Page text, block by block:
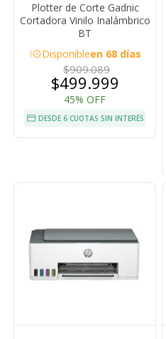
Plotter de Corte Gadnic
Cortadora Vinilo Inalámbrico
BT
acuteDisponibleen 68 días
$909.089
$499.999
45% OFF
DESDE 6 CUOTAS SIN INTERÉS